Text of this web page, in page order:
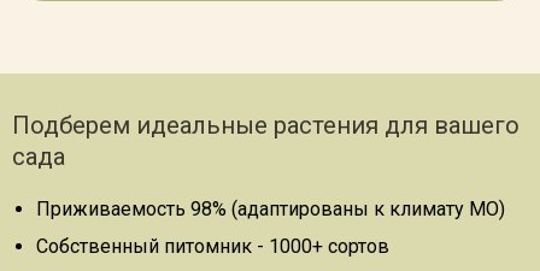
Подберем идеальные растения для вашего
сада
Приживаемость 98% (адаптированы к климату МО)
Собственный питомник - 1000+ сортов